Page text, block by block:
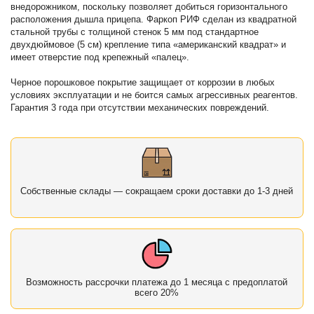
внедорожником, поскольку позволяет добиться горизонтального
расположения дышла прицепа. Фаркоп РИФ сделан из квадратной
стальной трубы с толщиной стенок 5 мм под стандартное
двухдюймовое (5 см) крепление типа «американский квадрат» и
имеет отверстие под крепежный «палец».
Черное порошковое покрытие защищает от коррозии в любых
условиях эксплуатации и не боится самых агрессивных реагентов.
Гарантия 3 года при отсутствии механических повреждений.
Собственные склады — сокращаем сроки доставки до 1-3 дней
Возможность рассрочки платежа до 1 месяца с предоплатой
всего 20%